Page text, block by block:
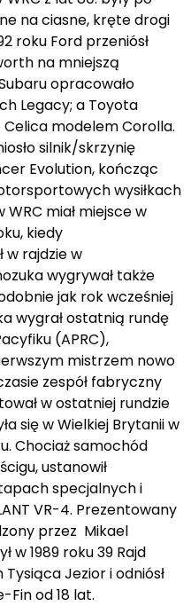
na ciasne, kręte drogi
roku Ford przeniósł
na mniejszą
opracowało
Legacy; a Toyota
modelem Corolla.
silnik/skrzynię
Evolution, kończąc
wysiłkach
WRC miał miejsce w
kiedy
w rajdzie w
wygrywał także
jak rok wcześniej
wygrał ostatnią rundę
(APRC),
mistrzem nowo
zespół fabryczny
w ostatniej rundzie
się w Wielkiej Brytanii w
Chociaż samochód
ustanowił
specjalnych i
VR-4. Prezentowany
przez Mikael
w 1989 roku 39 Rajd
Jezior i odniósł
Fin od 18 lat.